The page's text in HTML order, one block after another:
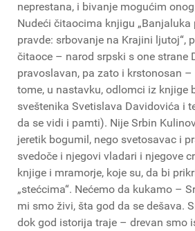
neprestana, i bivanje mogućim
Nudeći čitaocima knjigu „Banjaluka
pravde: srbovanje na Krajini ljutoj“,
čitaoce – narod srpski s one strane
pravoslavan, pa zato i krstonosan –
tome, u nastavku, odlomci iz knjige
sveštenika Svetislava Davidovića i
da se vidi i pamti). Nije Srbin
jeretik bogumil, nego svetosavac i
svedoče i njegovi vladari i njegove
knjige i mramorje, koje su, da bi
„stećcima“. Nećemo da kukamo –
mi smo živi, šta god da se dešava.
dok god istorija traje – drevan smo